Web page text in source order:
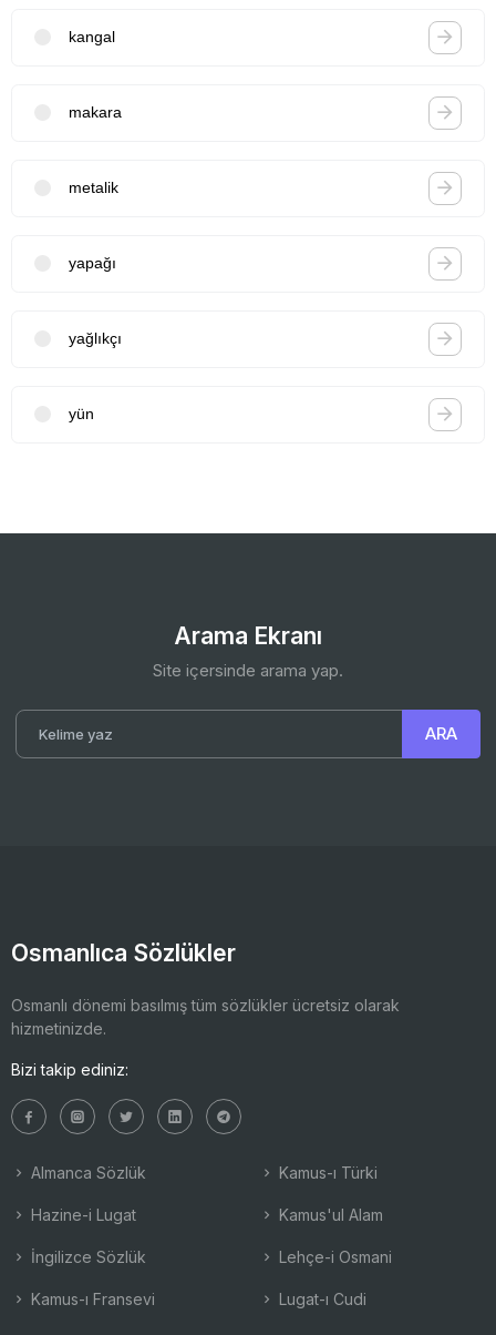
kangal
makara
metalik
yapağı
yağlıkçı
yün
Arama Ekranı
Site içersinde arama yap.
Osmanlıca Sözlükler
Osmanlı dönemi basılmış tüm sözlükler ücretsiz olarak
hizmetinizde.
Bizi takip ediniz:
Almanca Sözlük
Hazine-i Lugat
İngilizce Sözlük
Kamus-ı Fransevi
Kamus-ı Türki
Kamus'ul Alam
Lehçe-i Osmani
Lugat-ı Cudi